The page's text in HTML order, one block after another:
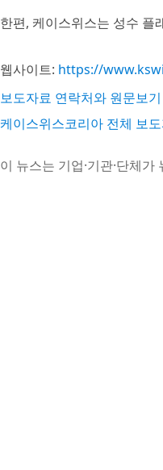
한편, 케이스위스는 성수 플
웹사이트: https://
보도자료 연락처와 원문보
케이스위스코리아 전체 보
이 뉴스는 기업·기관·단체